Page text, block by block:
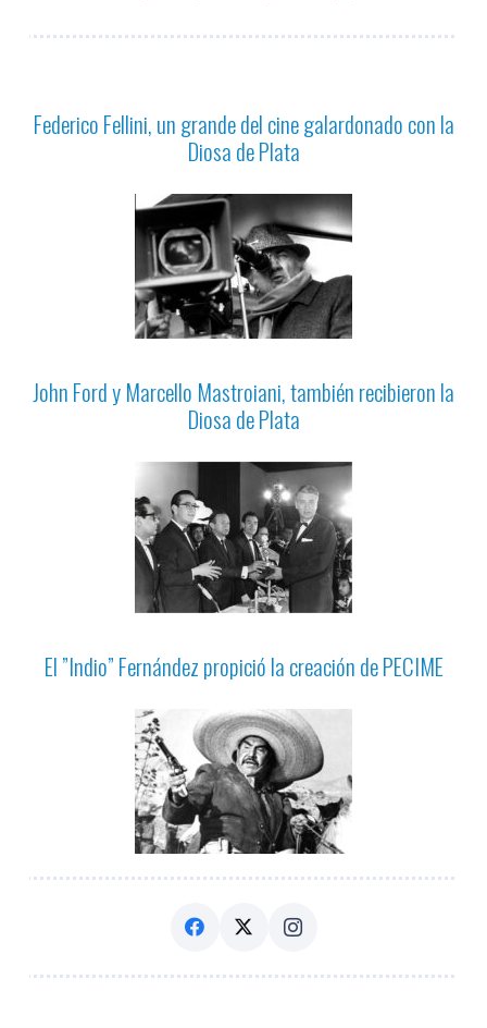
Federico Fellini, un grande del cine galardonado con la
Diosa de Plata
John Ford y Marcello Mastroiani, también recibieron la
Diosa de Plata
El ”Indio” Fernández propició la creación de PECIME